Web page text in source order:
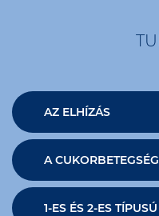
AZ ELHÍZÁS
A CUKORBETEGSÉG
1-ES ÉS 2-ES